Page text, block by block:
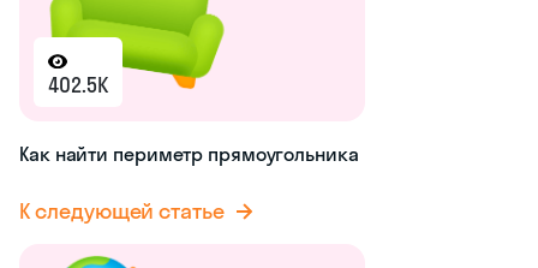
402.5K
Как найти периметр прямоугольника
К следующей статье